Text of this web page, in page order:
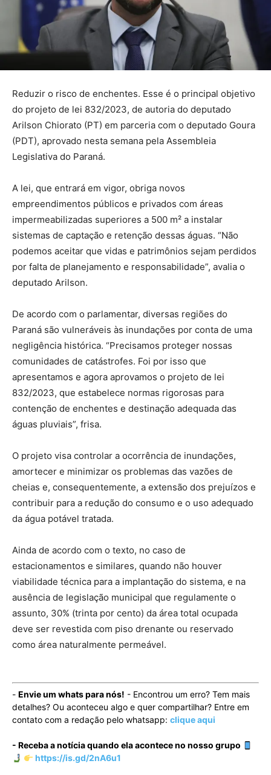
Reduzir o risco de enchentes. Esse é o principal objetivo
do projeto de lei 832/2023, de autoria do deputado
Arilson Chiorato (PT) em parceria com o deputado Goura
(PDT), aprovado nesta semana pela Assembleia
Legislativa do Paraná.
A lei, que entrará em vigor, obriga novos
empreendimentos públicos e privados com áreas
impermeabilizadas superiores a 500 m² a instalar
sistemas de captação e retenção dessas águas. “Não
podemos aceitar que vidas e patrimônios sejam perdidos
por falta de planejamento e responsabilidade”, avalia o
deputado Arilson.
De acordo com o parlamentar, diversas regiões do
Paraná são vulneráveis às inundações por conta de uma
negligência histórica. “Precisamos proteger nossas
comunidades de catástrofes. Foi por isso que
apresentamos e agora aprovamos o projeto de lei
832/2023, que estabelece normas rigorosas para
contenção de enchentes e destinação adequada das
águas pluviais”, frisa.
O projeto visa controlar a ocorrência de inundações,
amortecer e minimizar os problemas das vazões de
cheias e, consequentemente, a extensão dos prejuízos e
contribuir para a redução do consumo e o uso adequado
da água potável tratada.
Ainda de acordo com o texto, no caso de
estacionamentos e similares, quando não houver
viabilidade técnica para a implantação do sistema, e na
ausência de legislação municipal que regulamente o
assunto, 30% (trinta por cento) da área total ocupada
deve ser revestida com piso drenante ou reservado
como área naturalmente permeável.
- Envie um whats para nós! - Encontrou um erro? Tem mais
detalhes? Ou aconteceu algo e quer compartilhar? Entre em
contato com a redação pelo whatsapp: clique aqui
- Receba a notícia quando ela acontece no nosso grupo
https://is.gd/2nA6u1